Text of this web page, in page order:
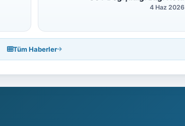
4 Haz 2026
Tüm Haberler